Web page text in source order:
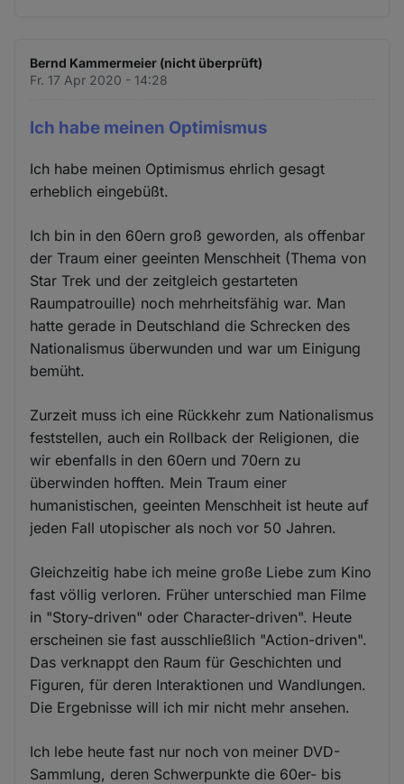
Bernd Kammermeier (nicht überprüft)
Fr. 17 Apr 2020 - 14:28
Ich habe meinen Optimismus
Ich habe meinen Optimismus ehrlich gesagt
erheblich eingebüßt.
Ich bin in den 60ern groß geworden, als offenbar
der Traum einer geeinten Menschheit (Thema von
Star Trek und der zeitgleich gestarteten
Raumpatrouille) noch mehrheitsfähig war. Man
hatte gerade in Deutschland die Schrecken des
Nationalismus überwunden und war um Einigung
bemüht.
Zurzeit muss ich eine Rückkehr zum Nationalismus
feststellen, auch ein Rollback der Religionen, die
wir ebenfalls in den 60ern und 70ern zu
überwinden hofften. Mein Traum einer
humanistischen, geeinten Menschheit ist heute auf
jeden Fall utopischer als noch vor 50 Jahren.
Gleichzeitig habe ich meine große Liebe zum Kino
fast völlig verloren. Früher unterschied man Filme
in "Story-driven" oder Character-driven". Heute
erscheinen sie fast ausschließlich "Action-driven".
Das verknappt den Raum für Geschichten und
Figuren, für deren Interaktionen und Wandlungen.
Die Ergebnisse will ich mir nicht mehr ansehen.
Ich lebe heute fast nur noch von meiner DVD-
Sammlung, deren Schwerpunkte die 60er- bis